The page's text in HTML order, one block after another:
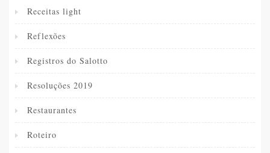
Receitas light
Reflexões
Registros do Salotto
Resoluções 2019
Restaurantes
Roteiro